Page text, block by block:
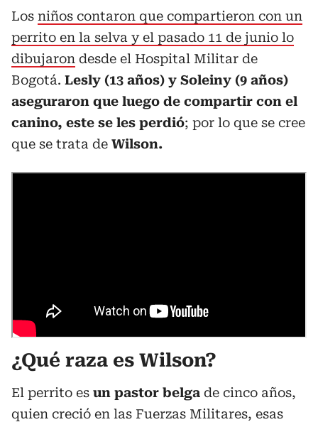
Los niños contaron que compartieron con un
perrito en la selva y el pasado 11 de junio lo
dibujaron desde el Hospital Militar de
Bogotá. Lesly (13 años) y Soleiny (9 años)
aseguraron que luego de compartir con el
canino, este se les perdió; por lo que se cree
que se trata de Wilson.
¿Qué raza es Wilson?
El perrito es un pastor belga de cinco años,
quien creció en las Fuerzas Militares, esas